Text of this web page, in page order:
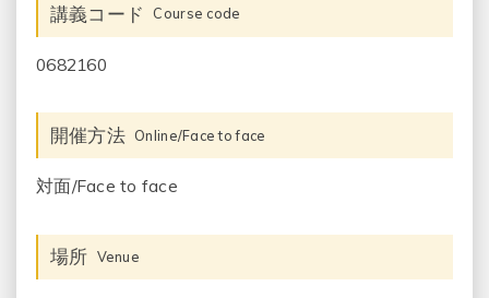
講義コード Course code
0682160
開催方法 Online/Face to face
対面/Face to face
場所 Venue